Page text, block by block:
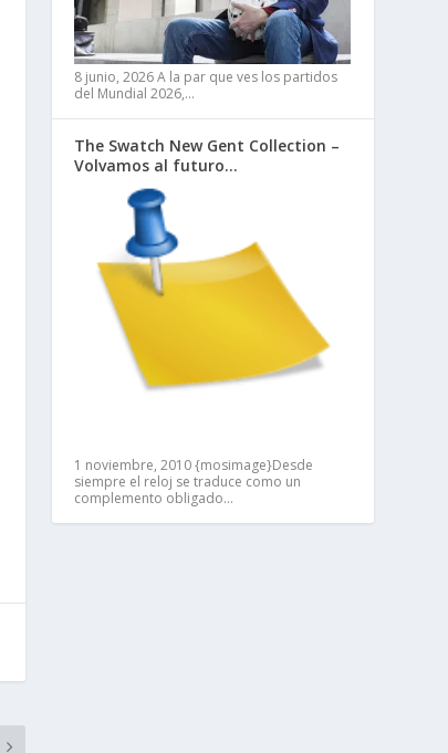
8 junio, 2026A la par que ves los partidos
del Mundial 2026,…
The Swatch New Gent Collection –
Volvamos al futuro…
1 noviembre, 2010{mosimage}Desde
siempre el reloj se traduce como un
complemento obligado…